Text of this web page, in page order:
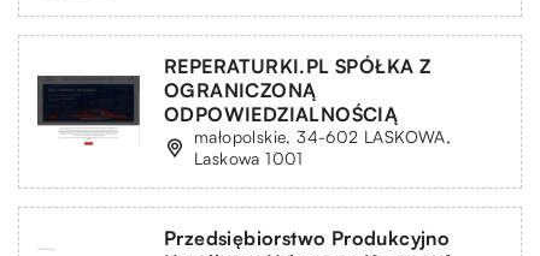
REPERATURKI.PL SPÓŁKA Z
OGRANICZONĄ
ODPOWIEDZIALNOŚCIĄ
małopolskie, 34-602 LASKOWA,
Laskowa 1001
Przedsiębiorstwo Produkcyjno